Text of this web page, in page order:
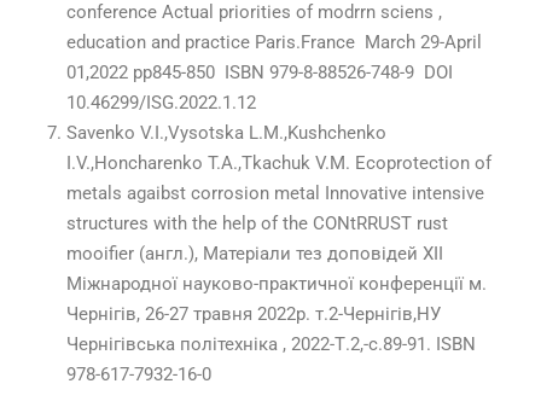
conference Actual priorities of modrrn sciens ,
education and practice Paris.France March 29-April
01,2022 pp845-850 ISBN 979-8-88526-748-9 DOI
10.46299/ISG.2022.1.12
Savenko V.I.,Vysotska L.M.,Kushchenko
I.V.,Honcharenko T.A.,Tkachuk V.M. Ecoprotection of
metals agaibst corrosion metal Innovative intensive
structures with the help of the CONtRRUST rust
mooifier (англ.), Матеріали тез доповідей ХІІ
Міжнародної науково-практичної конференції м.
Чернігів, 26-27 травня 2022р. т.2-Чернігів,НУ
Чернігівська політехніка , 2022-Т.2,-с.89-91. ISBN
978-617-7932-16-0